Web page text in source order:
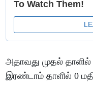
அதாவது முதல்
இரண்டாம் தாளில் 0